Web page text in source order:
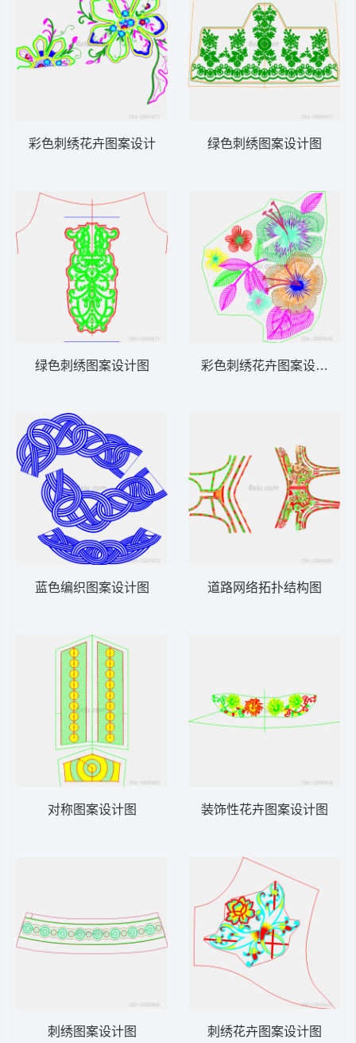
彩色刺绣花卉图案设计
绿色刺绣图案设计图
蓝色编织图案设计图
对称图案设计图
刺绣图案设计图
绿色刺绣图案设计图
彩色刺绣花卉图案设计图
道路网络拓扑结构图
装饰性花卉图案设计图
刺绣花卉图案设计图